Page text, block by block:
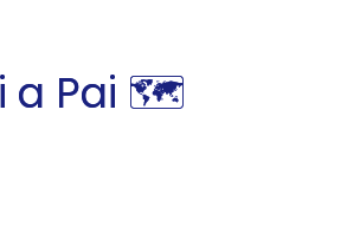
a Pai 🗺️